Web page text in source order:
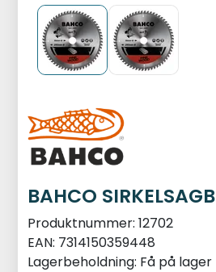
BAHCO
Produktnummer: 12702
EAN: 7314150359448
Lagerbeholdning: Få på lager